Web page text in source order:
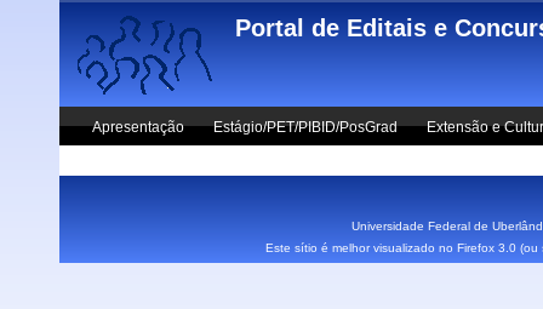
Skip to main content
Portal de Editais e
Apresentação Estágio/PET/PIBID/PosGrad Extensão e
Universidade Federal de
Este sítio é melhor visualizado no Firefox 3.0